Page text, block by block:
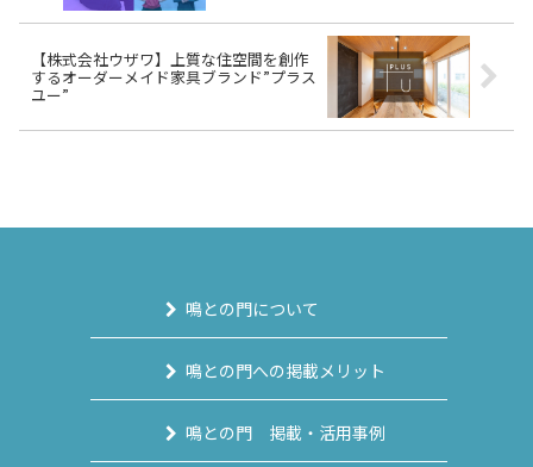
【株式会社ウザワ】上質な住空間を創作
するオーダーメイド家具ブランド”プラス
ユー”
鳴との門について
鳴との門への掲載メリット
鳴との門 掲載・活用事例